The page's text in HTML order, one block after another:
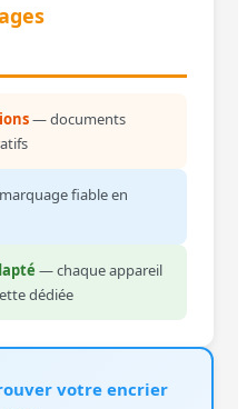
— documents
fiable en
— chaque appareil
dédiée
votre encrier